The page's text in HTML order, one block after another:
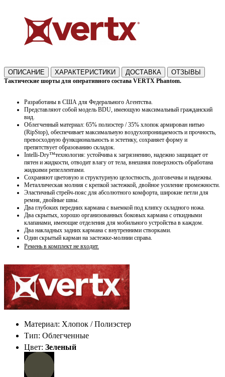
ОПИСАНИЕ ХАРАКТЕРИСТИКИ ДОСТАВКА ОТЗЫВЫ
Тактические шорты для оперативного состава VERTX Phantom.
Разработаны в США для Федерального Агентства.
Представляют собой модель BDU, имеющую максимальный гражданский
вид.
Облегченный материал: 65% полиэстер / 35% хлопок армирован нитью
(RipStop), обеспечивает максимальную воздухопроницаемость и прочность,
превосходную функциональность и эстетику, сохраняет форму и
препятствует образованию складок.
Intelli-Dry™технология: устойчива к загрязнению, надежно защищает от
пятен и жидкости, отводит влагу от тела, внешняя поверхность обработана
жидкими репеллентами.
Сохраняют цветовую и структурную целостность, долговечны и надежны.
Металлическая молния с крепкой застежкой, двойное усиление промежности.
Эластичный стрейч-пояс для абсолютного комфорта, широкие петли для
ремня, двойные швы.
Два глубоких передних кармана с выемкой под клипсу складного ножа.
Два скрытых, хорошо организованных боковых кармана с откидными
клапанами, имеющие отделения для мобильного устройства в каждом.
Два накладных задних кармана с внутренними створками.
Один скрытый карман на застежке-молнии справа.
Ремень в комплект не входит.
Материал: Хлопок / Полиэстер
Тип: Облегченные
Цвет: Зеленый